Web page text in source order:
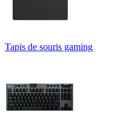
Tapis de souris gaming